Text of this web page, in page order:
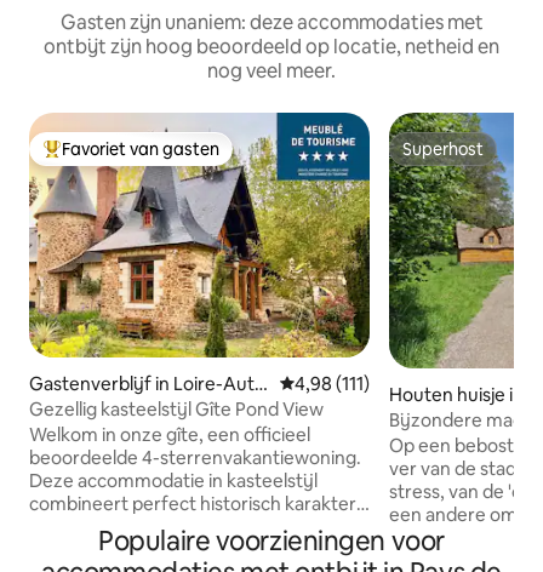
Gasten zijn unaniem: deze accommodaties met
ontbijt zijn hoog beoordeeld op locatie, netheid en
nog veel meer.
Topfavoriet van gasten
Favoriet van gasten
Gastenverblijf in Loire-Authi
on
Gemiddelde beoordeling van
4,98 (111)
Gezellig kasteelstijl Gîte Pond View
Welkom in onze gîte, een officieel
beoordeelde 4-sterrenvakantiewoning.
Deze accommodatie in kasteelstijl
combineert perfect historisch karakter
met modern comfort voor je verblijf.
Comfortabele voorzieningen: goed
Superhost
Superhost
Houten huisje in
Bijzondere
en ontbijt
Op een beboste
ver van de stad
stress, van de
een andere
op de magie van
nacht! 9 m² Magic Cabin voor 2 personen
Populaire voorzieningen voor